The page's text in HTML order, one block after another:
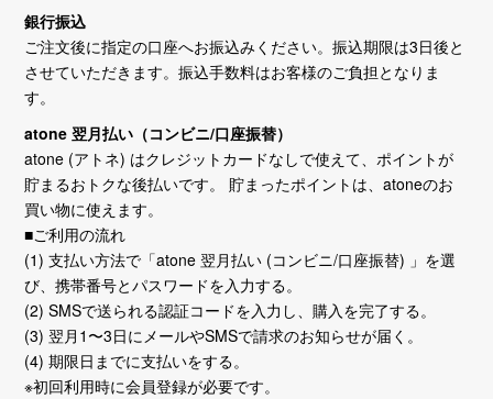
銀行振込
ご注文後に指定の口座へお振込みください。振込期限は3日後と
させていただきます。振込手数料はお客様のご負担となりま
す。
atone 翌月払い（コンビニ/口座振替）
atone (アトネ) はクレジットカードなしで使えて、ポイントが
貯まるおトクな後払いです。 貯まったポイントは、atoneのお
買い物に使えます。
■ご利用の流れ
(1) 支払い方法で「atone 翌月払い (コンビニ/口座振替) 」を選
び、携帯番号とパスワードを入力する。
(2) SMSで送られる認証コードを入力し、購入を完了する。
(3) 翌月1〜3日にメールやSMSで請求のお知らせが届く。
(4) 期限日までに支払いをする。
※初回利用時に会員登録が必要です。